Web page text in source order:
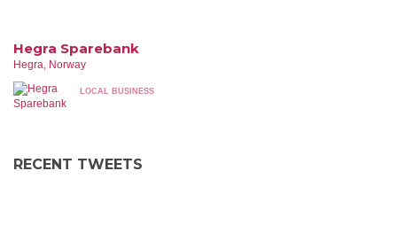
Hegra Sparebank
Hegra, Norway
LOCAL BUSINESS
RECENT TWEETS